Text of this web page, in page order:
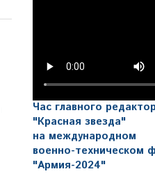
Час главного
"Красная звезда"
на международном
военно-техническом
"Армия-2024"